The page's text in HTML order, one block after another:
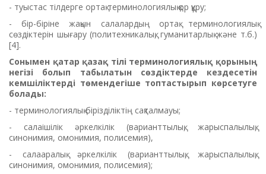
- туыстас тілдерге ортақ терминологиялық қор құру;
- бір-біріне жақын салалардың ортақ терминологиялық
сөздіктерін шығару (политехникалық, гуманитарлық және т.б.)
[4].
Сонымен қатар қазақ тілі терминологиялық қорының
негізі болып табылатын сөздіктерде кездесетін
кемшіліктерді төмендегіше топтастырып көрсетуге
болады:
- терминологиялық бірізділіктің сақталмауы;
- салаішілік әркелкілік (варианттылық, жарыспалылық,
синонимия, омонимия, полисемия),
- салааралық әркелкілік (варианттылық, жарыспалылық,
синонимия, омонимия, полисемия);